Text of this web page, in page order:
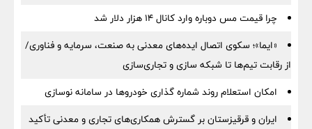
چرا قیمت مس دوباره وارد کانال ۱۴ هزار دلار شد
«ایما»؛ سکوی اتصال ایده‌های معدنی به صنعت، سرمایه و فناوری/
از رقابت تیم‌ها تا شبکه سازی و تجاری‌سازی
امکان استعلام روند شماره گذاری خودروها در سامانه نوسازی
ایران و قرقیزستان بر گسترش همکاری‌های تجاری و معدنی تأکید